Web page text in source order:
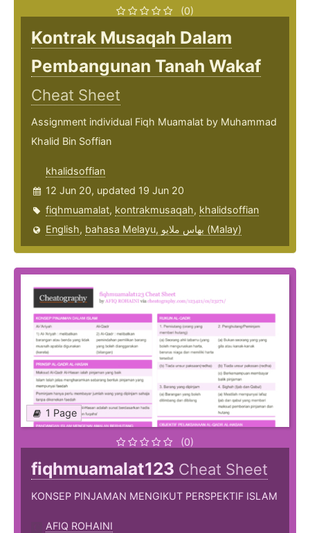
(0)
Kontrak Musaqah Dalam
Pembangunan Tanah Wakaf
Cheat Sheet
Assignment individual Fiqh Muamalat by Muhammad
Khalid Bin Soffian
khalidsoffian
12 Jun 20, updated 19 Jun 20
fiqhmuamalat, kontrakmusaqah, khalidsoffian
English, bahasa Melayu, بهاس ملايو‎ (Malay)
1 Page
(0)
fiqhmuamalat123 Cheat Sheet
KONSEP PINJAMAN MENGIKUT PERSPEKTIF ISLAM
AFIQ ROHAINI